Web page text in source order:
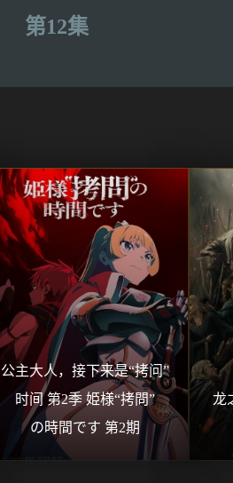
第12集
公主大人，接下来是“拷问”
时间 第2季 姫様“拷問”
の時間です 第2期
龙